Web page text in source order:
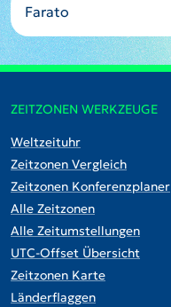
Farato
ZEITZONEN WERKZEUGE
Weltzeituhr
Zeitzonen Vergleich
Zeitzonen Konferenzplaner
Alle Zeitzonen
Alle Zeitumstellungen
UTC-Offset Übersicht
Zeitzonen Karte
Länderflaggen